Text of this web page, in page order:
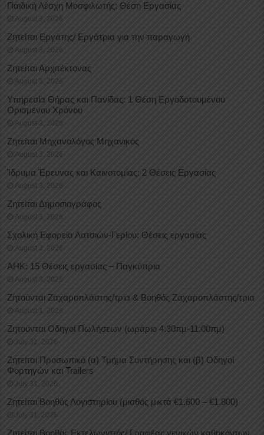
Παιδική Λέσχη Μοσφιλωτής: Θέση Εργασίας
August 3, 2026
Ζητείται Εργάτης/ Εργάτρια για την παραγωγή
August 3, 2026
Ζητείται Αρχιτέκτονας
August 3, 2026
Υπηρεσία Θήρας και Πανίδας: 1 Θέση Eργοδοτουμένου
Oρισμένου Xρόνου
August 3, 2026
Ζητείται Μηχανολόγος Μηχανικός
August 3, 2026
Ίδρυμα Έρευνας και Καινοτομίας: 2 Θέσεις Εργασίας
August 3, 2026
Ζητείται Δημοσιογράφος
August 3, 2026
Σχολική Εφορεία Λατσιών-Γερίου: Θέσεις εργασίας
August 3, 2026
ΑΗΚ: 15 Θέσεις εργασίας – Παγκύπρια
August 3, 2026
Ζητούνται Ζαχαροπλάστης/τρια & Βοηθός Ζαχαροπλάστης/τρια
August 1, 2026
Ζητούνται Οδηγοί Πωλήσεων (ωράριο 4:30πμ-11:00πμ)
July 31, 2026
Ζητείται Προσωπικό (α) Τμήμα Συντήρησης και (β) Οδηγοί
Φορτηγών και Trailers
July 31, 2026
Ζητείται Βοηθός Λογιστηρίου (μισθός μικτά €1.600 – €1.800)
July 31, 2026